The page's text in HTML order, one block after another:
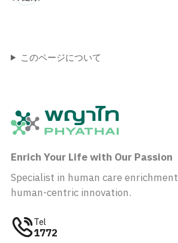
このページについて
Enrich Your Life with Our Passion
Specialist in human care enrichment
human-centric innovation.
Tel
1772